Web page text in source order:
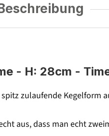
- H: 28cm -
zulaufende Kegelform
aus, dass man echt